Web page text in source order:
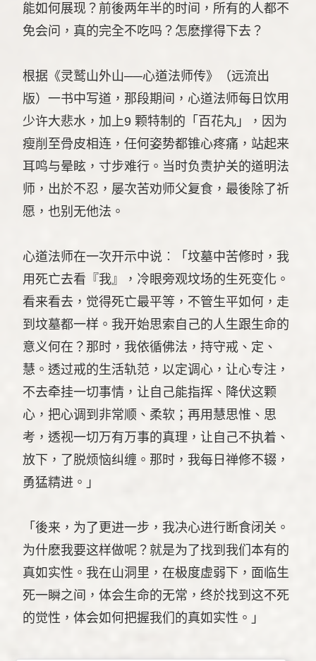
能如何展现？前後两年半的时间，所有的人都不
免会问，真的完全不吃吗？怎麽撑得下去？
根据《灵鹫山外山──心道法师传》（远流出
版）一书中写道，那段期间，心道法师每日饮用
少许大悲水，加上9 颗特制的「百花丸」，因为
瘦削至骨皮相连，任何姿势都锥心疼痛，站起来
耳鸣与晕眩，寸步难行。当时负责护关的道明法
师，出於不忍，屡次苦劝师父复食，最後除了祈
愿，也别无他法。
心道法师在一次开示中说︰「坟墓中苦修时，我
用死亡去看『我』，冷眼旁观坟场的生死变化。
看来看去，觉得死亡最平等，不管生平如何，走
到坟墓都一样。我开始思索自己的人生跟生命的
意义何在？那时，我依循佛法，持守戒、定、
慧。透过戒的生活轨范，以定调心，让心专注，
不去牵挂一切事情，让自己能指挥、降伏这颗
心，把心调到非常顺、柔软；再用慧思惟、思
考，透视一切万有万事的真理，让自己不执着、
放下，了脱烦恼纠缠。那时，我每日禅修不辍，
勇猛精进。」
「後来，为了更进一步，我决心进行断食闭关。
为什麽我要这样做呢？就是为了找到我们本有的
真如实性。我在山洞里，在极度虚弱下，面临生
死一瞬之间，体会生命的无常，终於找到这不死
的觉性，体会如何把握我们的真如实性。」